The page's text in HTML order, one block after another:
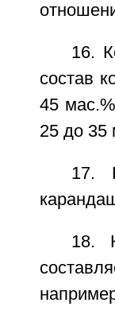
16.
состав
45
25 до 35
17.
18.